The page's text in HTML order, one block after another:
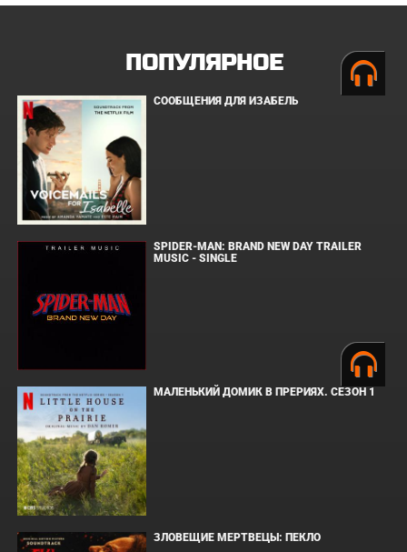
ПОПУЛЯРНОЕ
СООБЩЕНИЯ ДЛЯ ИЗАБЕЛЬ
SPIDER-MAN: BRAND NEW DAY TRAILER
MUSIC - SINGLE
МАЛЕНЬКИЙ ДОМИК В ПРЕРИЯХ. СЕЗОН 1
ЗЛОВЕЩИЕ МЕРТВЕЦЫ: ПЕКЛО